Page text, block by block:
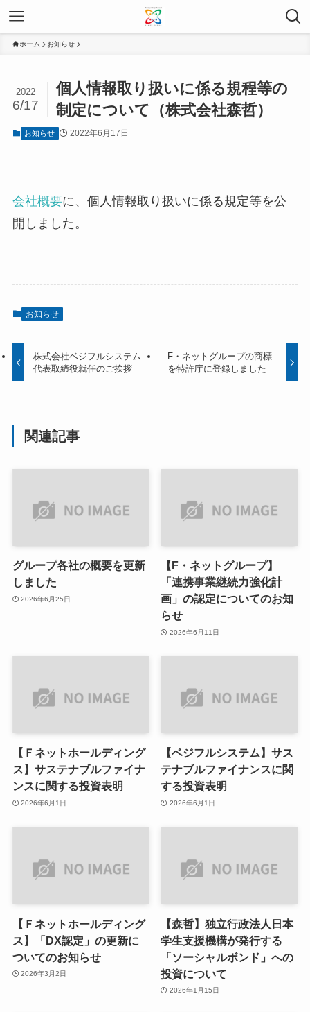
ホーム お知らせ
個人情報取り扱いに係る規程等の
制定について（株式会社森哲）
2022
6/17
お知らせ 2022年6月17日
会社概要に、個人情報取り扱いに係る規定等を公
開しました。
お知らせ
株式会社ベジフルシステム
代表取締役就任のご挨拶
F・ネットグループの商標
を特許庁に登録しました
関連記事
グループ各社の概要を更新
しました
2026年6月25日
【F・ネットグループ】
「連携事業継続力強化計
画」の認定についてのお知
らせ
2026年6月11日
【Ｆネットホールディング
ス】サステナブルファイナ
ンスに関する投資表明
2026年6月1日
【ベジフルシステム】サス
テナブルファイナンスに関
する投資表明
2026年6月1日
【Ｆネットホールディング
ス】「DX認定」の更新に
ついてのお知らせ
2026年3月2日
【森哲】独立行政法人日本
学生支援機構が発行する
「ソーシャルボンド」への
投資について
2026年1月15日